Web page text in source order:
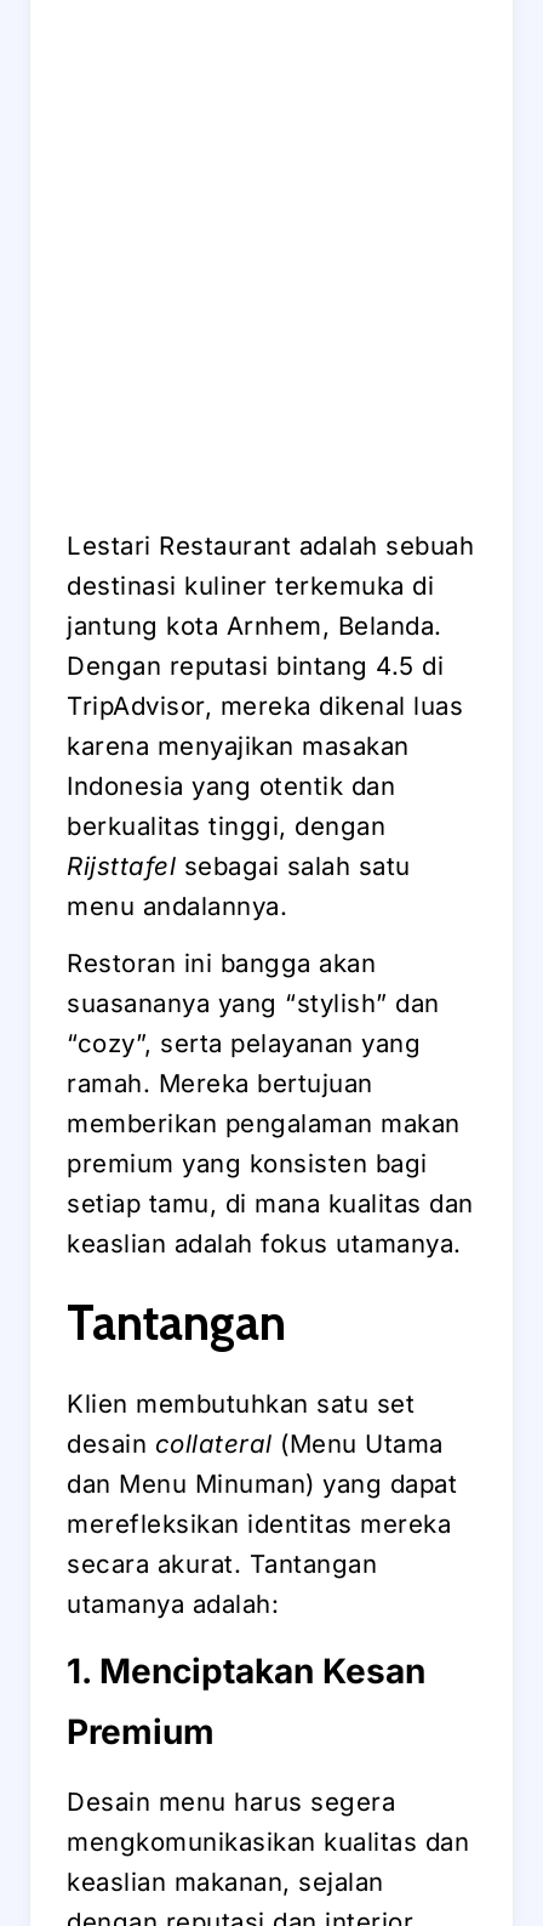
Lestari Restaurant adalah sebuah
destinasi kuliner terkemuka di
jantung kota Arnhem, Belanda.
Dengan reputasi bintang 4.5 di
TripAdvisor, mereka dikenal luas
karena menyajikan masakan
Indonesia yang otentik dan
berkualitas tinggi, dengan
Rijsttafel sebagai salah satu
menu andalannya.
Restoran ini bangga akan
suasananya yang “stylish” dan
“cozy”, serta pelayanan yang
ramah. Mereka bertujuan
memberikan pengalaman makan
premium yang konsisten bagi
setiap tamu, di mana kualitas dan
keaslian adalah fokus utamanya.
Tantangan
Klien membutuhkan satu set
desain collateral (Menu Utama
dan Menu Minuman) yang dapat
merefleksikan identitas mereka
secara akurat. Tantangan
utamanya adalah:
1. Menciptakan Kesan
Premium
Desain menu harus segera
mengkomunikasikan kualitas dan
keaslian makanan, sejalan